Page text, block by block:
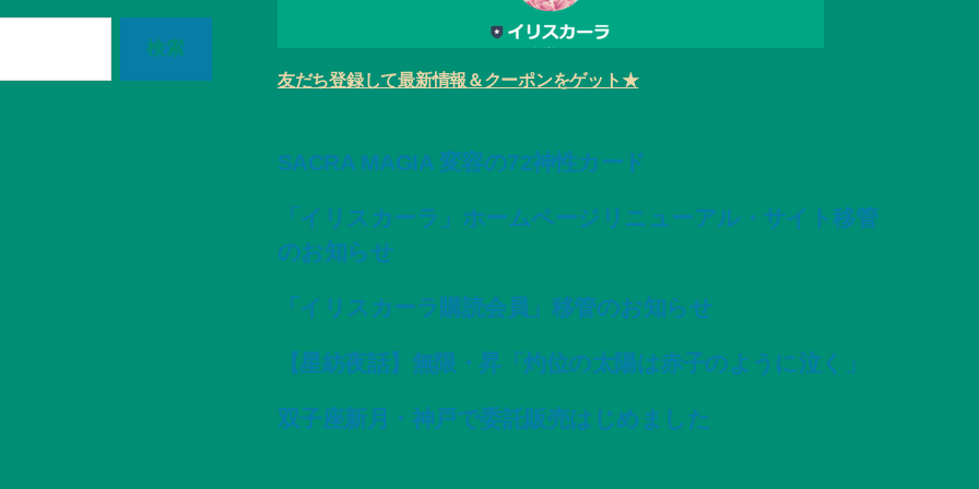
友だち登録して最新情報＆クーポンをゲット★
SACRA MAGIA 変容の72神性カード
「イリスカーラ」ホームページリニューアル・サイト移管
のお知らせ
「イリスカーラ購読会員」移管のお知らせ
【星紡夜話】無限・昇「灼位の太陽は赤子のように泣く」
双子座新月・神戸で委託販売はじめました